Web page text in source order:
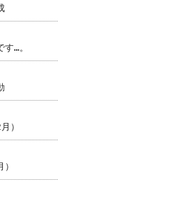
す…。
）